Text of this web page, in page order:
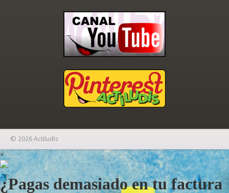
© 2026 Actiludis
×
¿Pagas demasiado en tu factura